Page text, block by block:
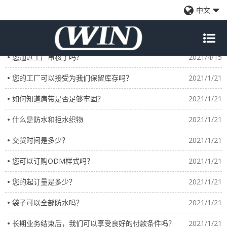
中文
您是迪士尼的供应商吗？ 2021/4/15
您通过工厂审核了吗？ 2021/4/15
您的工厂可以接受为我们保留库存吗？ 2021/1/21
如何知道肩带是否足够牢固？ 2021/1/21
什么是防水和拒水织物 2021/1/21
交货时间是多少？ 2021/1/21
您可以订购ODM样式吗？ 2021/1/21
您的起订量是多少？ 2021/1/21
袋子可以全部防水吗？ 2021/1/21
长期业务结束后，我们可以享受良好的付款条件吗？ 2021/1/21